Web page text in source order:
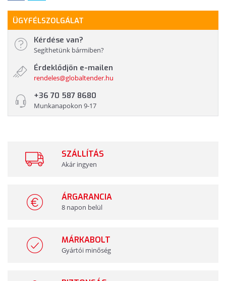
ÜGYFÉLSZOLGÁLAT
Kérdése van?
Segíthetünk bármiben?
Érdeklődjön e-mailen
rendeles@globaltender.hu
+36 70 587 8680
Munkanapokon 9-17
SZÁLLÍTÁS
Akár ingyen
ÁRGARANCIA
8 napon belül
MÁRKABOLT
Gyártói minőség